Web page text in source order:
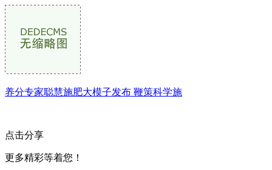
养分专家聪慧施肥大模子发布 鞭策科学施
点击分享
更多精彩等着您！